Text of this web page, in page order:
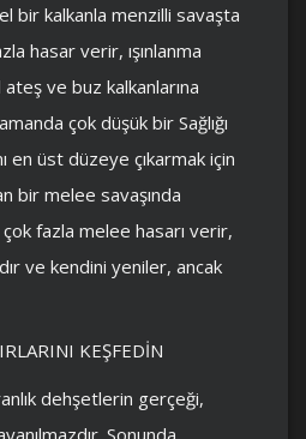
bir kalkanla menzilli savaşta
hasar verir, ışınlanma
ve buz kalkanlarına
çok düşük bir Sağlığı
en üst düzeye çıkarmak için
bir melee savaşında
fazla melee hasarı verir,
ve kendini yeniler, ancak
KEŞFEDİN
dehşetlerin gerçeği,
Sonunda,